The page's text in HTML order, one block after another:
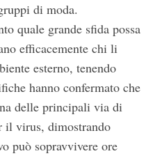
di moda.
quale grande sfida possa
efficacemente chi li
esterno, tenendo
hanno confermato che
delle principali via di
il virus, dimostrando
può sopravvivere ore